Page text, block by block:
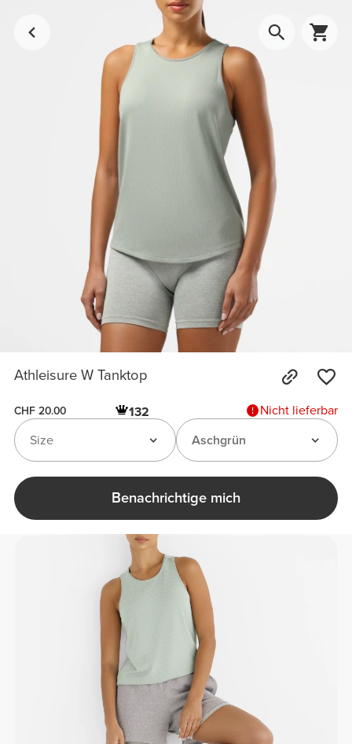
Athleisure W Tanktop
CHF 20.00 132
Nicht lieferbar
Aschgrün
Size
Benachrichtige mich